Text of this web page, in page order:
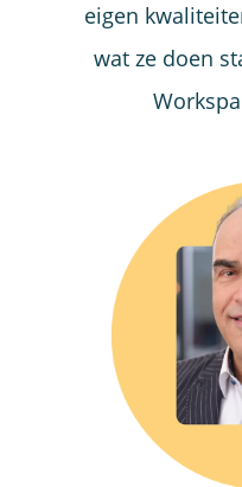
eigen
wat ze doen